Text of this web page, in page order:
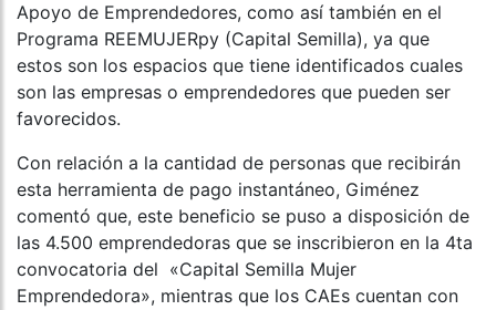
Apoyo de Emprendedores, como así también en el
Programa REEMUJERpy (Capital Semilla), ya que
estos son los espacios que tiene identificados cuales
son las empresas o emprendedores que pueden ser
favorecidos.
Con relación a la cantidad de personas que recibirán
esta herramienta de pago instantáneo, Giménez
comentó que, este beneficio se puso a disposición de
las 4.500 emprendedoras que se inscribieron en la 4ta
convocatoria del «Capital Semilla Mujer
Emprendedora», mientras que los CAEs cuentan con